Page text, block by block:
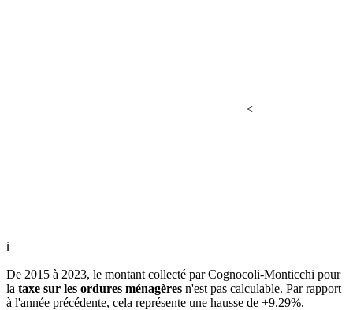
<
ℹ
De 2015 à 2023, le montant collecté par Cognocoli-Monticchi pour
la taxe sur les ordures ménagères n'est pas calculable. Par rapport
à l'année précédente, cela représente une hausse de +9.29%.